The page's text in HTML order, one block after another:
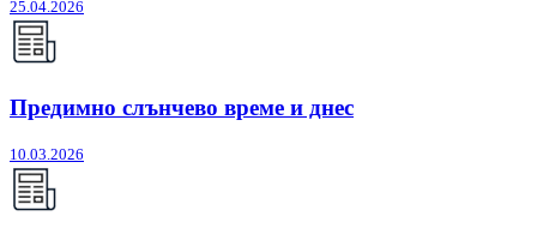
25.04.2026
Предимно слънчево време и днес
10.03.2026